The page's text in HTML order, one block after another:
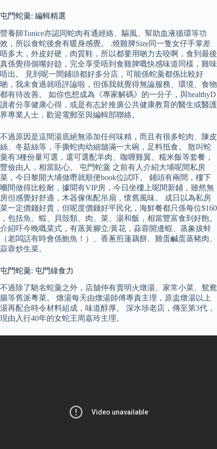
屯門蛇羹: 編輯精選
營養師Tunice亦認同蛇肉有通經絡、驅風、幫助血液循環等功
效，所以食蛇後會有暖身感覺。 .燒雞脾Size同一隻女仔手掌差
唔多大，外皮好硬，肉質鞋，所以都要用啲力去咬啊，食到最後
真係覺得個嘴好攰，完全享受唔到食雞脾嘅快感味道同樣，雞味
唔出。 見到呢一間鋪頭都好多分店，可能係蛇羹都係比較好
啲，我未食過就唔評論啦，但係我就覺得無論服務、環境、食物
都有待改善。 如你也想成為《專家解碼》的一分子，與healthyD
讀者分享健康心得，或是有志於推廣公共健康教育的醫生或醫護
界專業人士，歡迎電郵至與編輯部聯絡。
不過原因是這間湯底絕無添加任何味精，而且有很多蛇肉、陳皮
絲、冬菇絲等，手撕蛇肉幼細舖滿一大碗，足料抵食。 散叫蛇
羹有3種份量可選，還可選配羊肉、咖喱雞翼、糯米飯等套餐，
豐儉由人，相當貼心。 屯門蛇羹 之前有人介紹大埔呢間私房
菜，今日黎開大埔做嘢就順便book位試吓。 鋪頭有兩間，樓下
嗰間做得比較耐，據聞有VIP房，今日坐樓上呢間新鋪，雖然無
房但感覺好舒適，木器傢俬配吊扇，懷舊風味。 成日以為私房
菜一定價錢好貴，但呢度價錢好平民化，海鮮餐都只係每位$160
，包括魚、蝦、貝殼類、肉、菜、湯和飯，相當豐富食到好飽。
介紹吓今晚嘅菜式，有蒸黃腳立/黃花，蒜蓉開邊蝦、蒸象拔蚌
（老闆話有時會係鮑魚！）、香蔥煎蓮藕餅、雞蛋鹹蛋蒸豬肉、
蒜蓉炒生菜。
屯門蛇羹: 屯門綠食力
不過除了馳名蛇羹之外，店舖仲有賣明火燉湯、家常小菜、鴛鴦
腸等舊派粵菜。 燉湯每天由燉湯師傅專責主理，原盅燉湯以上
湯再配合時令材料組成，味道醇厚。 深水埗老店，傳至第3代，
現由入行40年的女蛇王周嘉玲主理。